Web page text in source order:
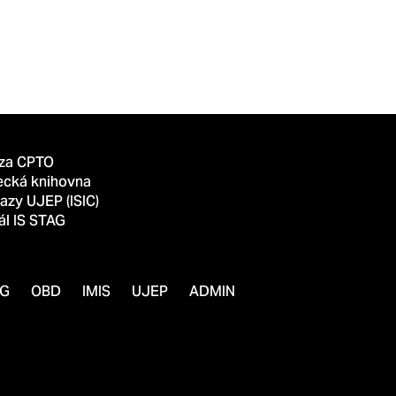
CPTO
knihovna
UJEP (ISIC)
IS STAG
OBD IMIS UJEP ADMIN